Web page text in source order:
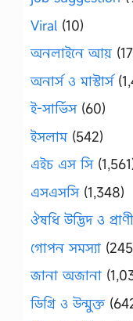
Viral (10)
অনলাইনে আয়
অনার্স ও মাস্টার্স
ই-সার্ভিস(60)
ইসলাম(542)
এইচ এস সি
এসএসসি(1,348)
ঔষধি উদ্ভিদ ও প্রাণী
গোপন সমস্যা
জানা অজানা
ডিগ্রি ও উন্মুক্ত